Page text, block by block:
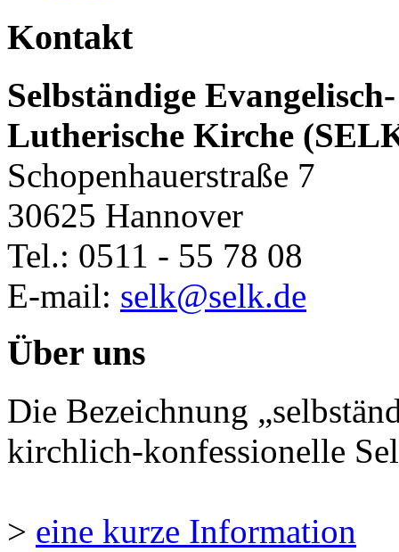
Kontakt
Selbständige Evangelisch-
Lutherische Kirche
Schopenhauerstraße 7
30625 Hannover
Tel.: 0511 - 55 78 08
E-mail: selk@selk.de
Über uns
Die Bezeichnung
kirchlich-konfessionelle
> eine kurze Information